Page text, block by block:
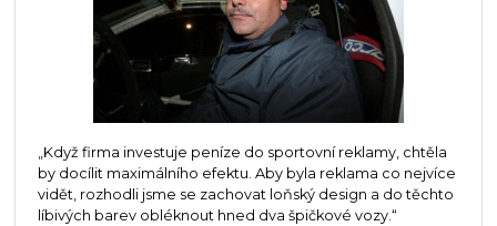
„Když firma investuje peníze do sportovní reklamy, chtěla
by docílit maximálního efektu. Aby byla reklama co nejvíce
vidět, rozhodli jsme se zachovat loňský design a do těchto
líbivých barev obléknout hned dva špičkové vozy.“